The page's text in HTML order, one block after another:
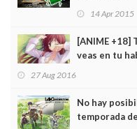
14 Apr 2015
[ANIME +18]
veas en tu
27 Aug 2016
No hay
temporada